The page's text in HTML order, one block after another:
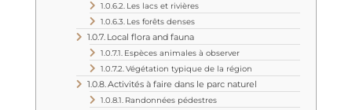
Les lacs et rivières
Les forêts denses
Local flora and fauna
Espèces animales à observer
Végétation typique de la région
Activités à faire dans le parc naturel
Randonnées pédestres